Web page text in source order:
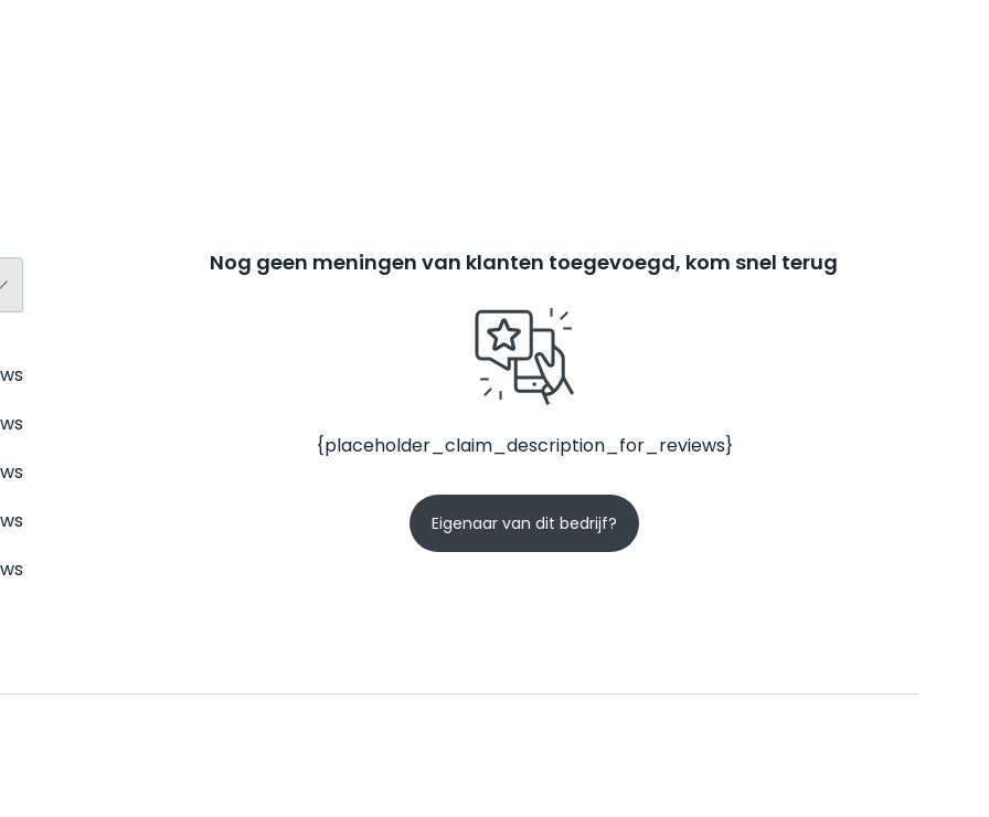
Nog geen meningen van klanten toegevoegd, kom snel terug
{placeholder_claim_description_for_reviews}
Eigenaar van dit bedrijf?